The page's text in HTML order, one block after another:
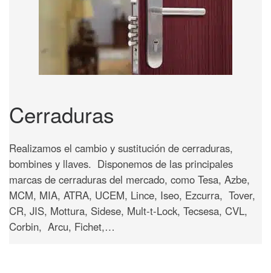
Cerraduras
Realizamos el cambio y sustitución de cerraduras,
bombines y llaves. Disponemos de las principales
marcas de cerraduras del mercado, como Tesa, Azbe,
MCM, MIA, ATRA, UCEM, Lince, Iseo, Ezcurra, Tover,
CR, JIS, Mottura, Sidese, Mult-t-Lock, Tecsesa, CVL,
Corbin, Arcu, Fichet,…